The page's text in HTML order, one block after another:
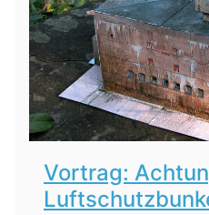
Vortrag: